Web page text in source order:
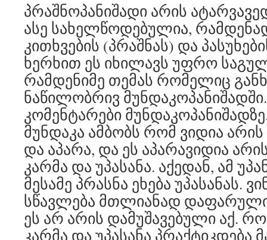
პრაშნოპანიშადი არის
ასე სახელწოდებულია,
კითხვების (პრაშნას) და
ხერხით ეს იხილავს უფრო
რამდენიმე თემას რომელიც
ნაწილობრივ
კომენტარები
მუნდაკა ამბობს რომ ვიდია
და აპარა, და ეს აპარავიდია
კარმა და უპასანა. აქედან, ამ
მესამე პრასნა ეხება უპასანას.
სწავლება მთლიანად
ეს არ არის დამუშავებული აქ.
კარმა და უპასანა პრაქტიკდება